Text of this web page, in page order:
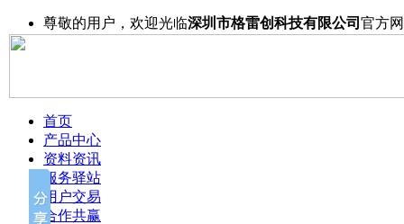
尊敬的用户，欢迎光临深圳市格雷创科技有限公司 官方
首页
产品中心
资料资讯
服务驿站
用户交易
合作共赢